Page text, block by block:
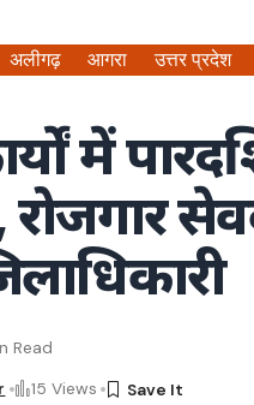
अलीगढ़ आगरा उत्तर प्रदेश
में
15 Views
Read